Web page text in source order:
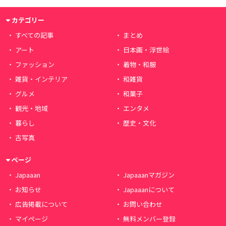
カテゴリー
すべての記事
まとめ
アート
日本画・浮世絵
ファッション
着物・和服
雑貨・インテリア
和雑貨
グルメ
和菓子
観光・地域
エンタメ
暮らし
歴史・文化
古写真
ページ
Japaaan
Japaaanマガジン
お知らせ
Japaaanについて
広告掲載について
お問い合わせ
マイページ
無料メンバー登録